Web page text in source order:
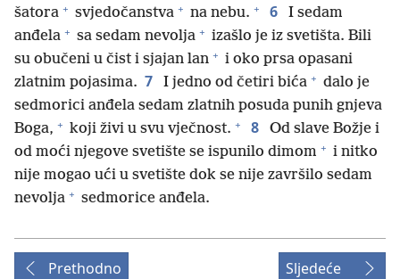
šatora + svjedočanstva + na nebu. + 6
I sedam
anđela + sa sedam nevolja + izašlo je iz svetišta. Bili
su obučeni u čist i sjajan lan + i oko prsa opasani
zlatnim pojasima. 7 I jedno od četiri bića + dalo je
sedmorici anđela sedam zlatnih posuda punih gnjeva
Boga, + koji živi u svu vječnost. + 8
Od slave Božje i
od moći njegove svetište se ispunilo dimom + i nitko
nije mogao ući u svetište dok se nije završilo sedam
nevolja + sedmorice anđela.
Prethodno Sljedeće